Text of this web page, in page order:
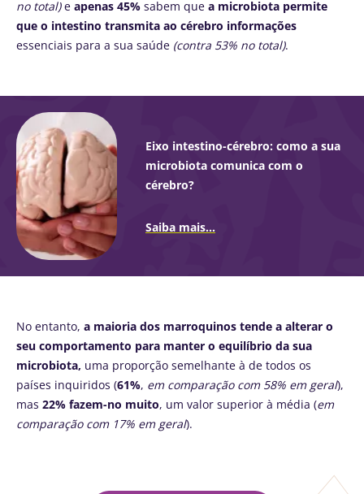
no total)e apenas 45% sabem que a microbiota permite
que o intestino transmita ao cérebro informações
essenciais para a sua saúde (contra 53% no total).
Eixo intestino-cérebro: como a sua
microbiota comunica com o
cérebro?
Saiba mais...
No entanto, a maioria dos marroquinos tende a alterar o
seu comportamento para manter o equilíbrio da sua
microbiota, uma proporção semelhante à de todos os
países inquiridos (61%, em comparação com 58% em geral),
mas 22% fazem-no muito, um valor superior à média (em
comparação com 17% em geral).